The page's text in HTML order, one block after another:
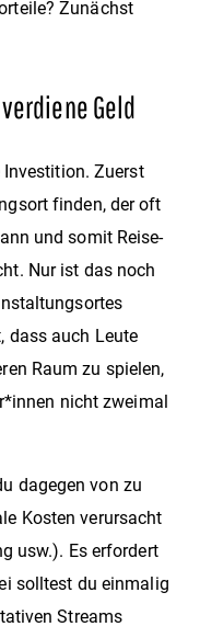
Zunächst
Geld
Investition. Zuerst
finden, der oft
und somit Reise-
Nur ist das noch
dass auch Leute
Raum zu spielen,
nicht zweimal
dagegen von zu
Kosten verursacht
usw.). Es erfordert
solltest du einmalig
Streams